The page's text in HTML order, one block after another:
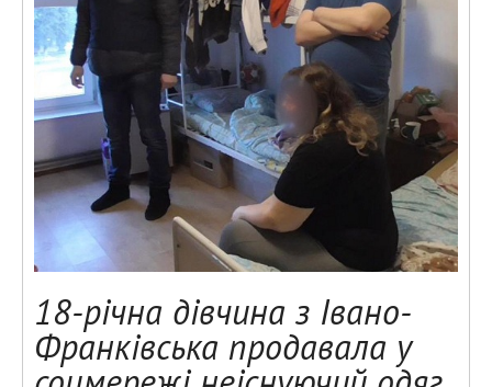
18-річна дівчина з Івано-
Франківська продавала у